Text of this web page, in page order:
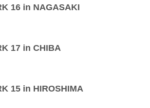
16 in NAGASAKI
17 in CHIBA
15 in HIROSHIMA